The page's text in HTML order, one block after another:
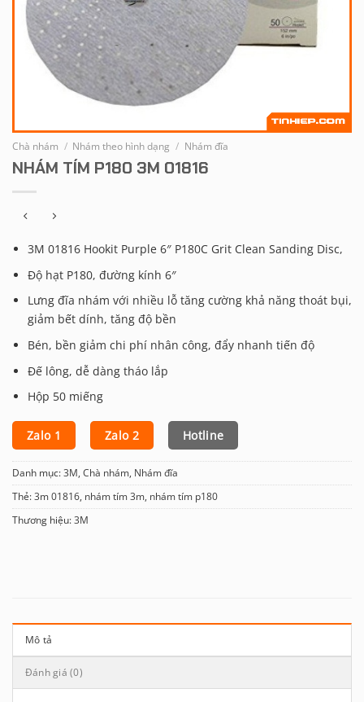
Chà nhám / Nhám theo hình dạng / Nhám đĩa
NHÁM TÍM P180 3M 01816
3M 01816 Hookit Purple 6″ P180C Grit Clean Sanding Disc,
Độ hạt P180, đường kính 6″
Lưng đĩa nhám với nhiều lỗ tăng cường khả năng thoát bụi,
giảm bết dính, tăng độ bền
Bén, bền giảm chi phí nhân công, đẩy nhanh tiến độ
Đế lông, dễ dàng tháo lắp
Hộp 50 miếng
Zalo 1 Zalo 2 Hotline
Danh mục: 3M Chà nhám Nhám đĩa
Thẻ: 3m 01816 nhám tím 3m nhám tím p180
Thương hiệu: 3M
Mô tả
Đánh giá (0)